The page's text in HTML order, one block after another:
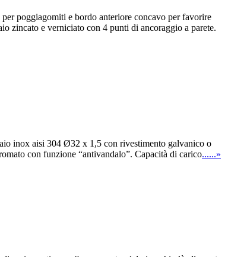
poggiagomiti e bordo anteriore concavo per favorire
zincato e verniciato con 4 punti di ancoraggio a parete.
inox aisi 304 Ø32 x 1,5 con rivestimento galvanico o
con funzione “antivandalo”. Capacità di carico......»